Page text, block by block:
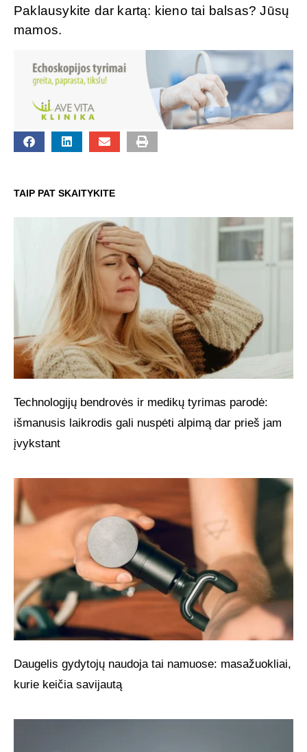
Paklausykite dar kartą: kieno tai balsas? Jūsų
mamos.
TAIP PAT SKAITYKITE
Technologijų bendrovės ir medikų tyrimas parodė:
išmanusis laikrodis gali nuspėti alpimą dar prieš jam
įvykstant
Daugelis gydytojų naudoja tai namuose: masažuokliai,
kurie keičia savijautą